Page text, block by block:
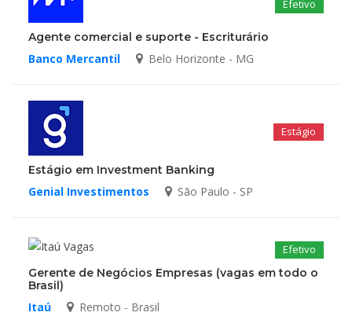
Efetivo
Agente comercial e suporte - Escriturário
Banco Mercantil Belo Horizonte - MG
Estágio
Estágio em Investment Banking
Genial Investimentos São Paulo - SP
Efetivo
Gerente de Negócios Empresas (vagas em todo o
Brasil)
Itaú Remoto - Brasil